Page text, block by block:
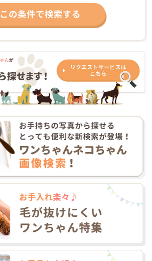
この条件で検索する